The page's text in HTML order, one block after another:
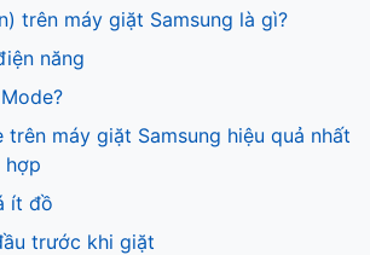
trên máy giặt Samsung là gì?
năng
máy giặt Samsung hiệu quả nhất
hợp
ít đồ
trước khi giặt